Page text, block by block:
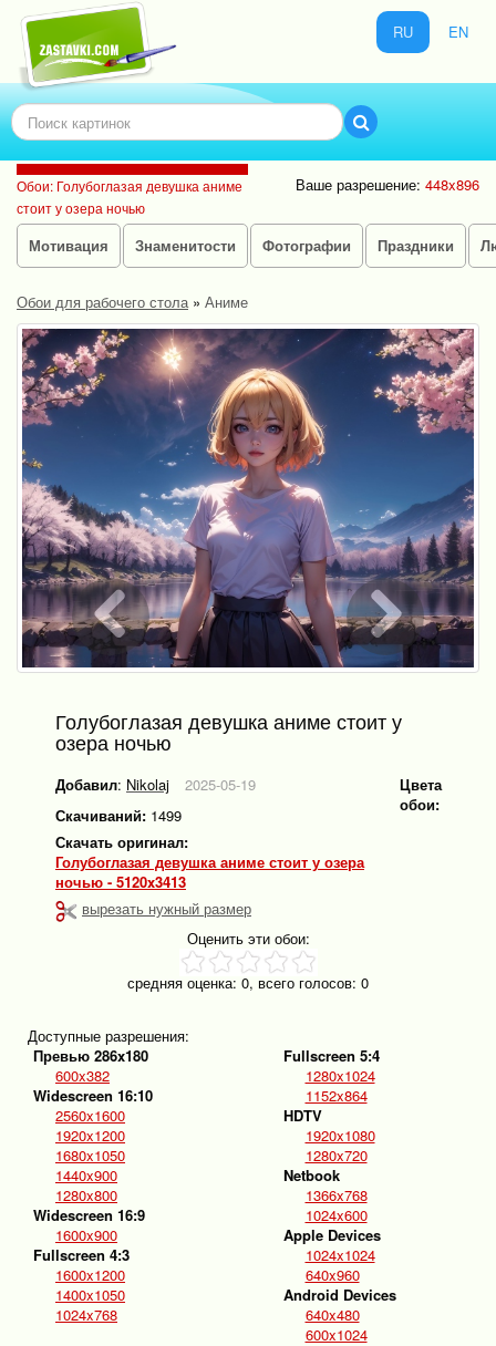
RU EN
Обои: Голубоглазая девушка аниме
стоит у озера ночью
Ваше разрешение: 448x896
Мотивация Знаменитости Фотографии Праздники
Обои для рабочего стола» Аниме
Голубоглазая девушка аниме стоит у
озера ночью
Добавил: Nikolaj
2025-05-19
Скачиваний: 1499
Скачать оригинал:
Голубоглазая девушка аниме стоит у озера
ночью - 5120x3413
вырезать нужный размер
Цвета
обои:
Оценить эти обои:
средняя оценка: 0, всего голосов: 0
Доступные разрешения:
Превью 286x180
600x382
Widescreen 16:10
2560x1600
1920x1200
1680x1050
1440x900
1280x800
Widescreen 16:9
1600x900
Fullscreen 4:3
1600x1200
1400x1050
1024x768
Fullscreen 5:4
1280x1024
1152x864
HDTV
1920x1080
1280x720
Netbook
1366x768
1024x600
Apple Devices
1024x1024
640x960
Android Devices
640x480
600x1024